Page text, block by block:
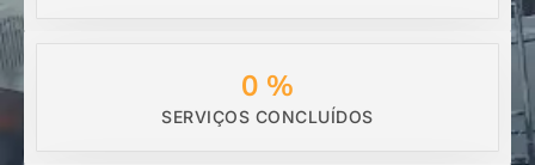
0 %
SERVIÇOS CONCLUÍDOS